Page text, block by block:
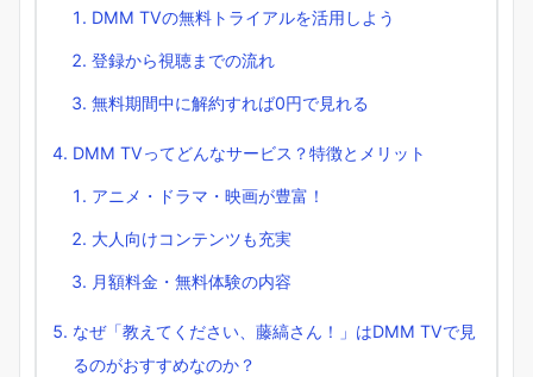
DMM TVの無料トライアルを活用しよう
登録から視聴までの流れ
無料期間中に解約すれば0円で見れる
DMM TVってどんなサービス？特徴とメリット
アニメ・ドラマ・映画が豊富！
大人向けコンテンツも充実
月額料金・無料体験の内容
なぜ「教えてください、藤縞さん！」はDMM TVで見
るのがおすすめなのか？